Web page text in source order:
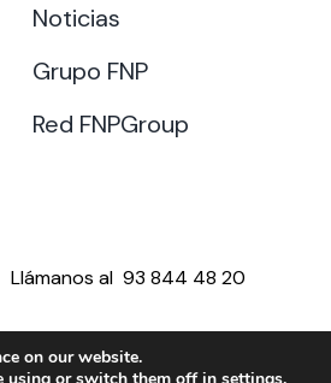
Noticias
Grupo FNP
Red FNPGroup
Llámanos al93 844 48 20
on our website.